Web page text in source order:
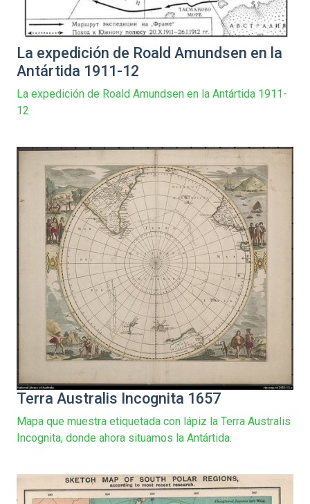
La expedición de Roald Amundsen en la
Antártida 1911-12
La expedición de Roald Amundsen en la Antártida 1911-
12
Terra Australis Incognita 1657
Mapa que muestra etiquetada con lápiz la Terra Australis
Incognita, donde ahora situamos la Antártida.